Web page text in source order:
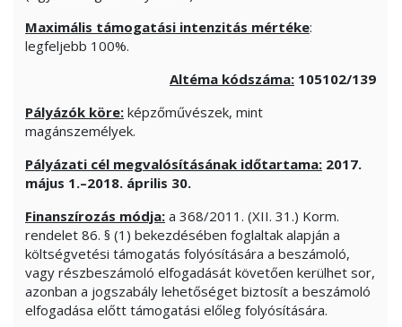
Maximális támogatási intenzitás mértéke:
legfeljebb 100%.
Altéma kódszáma: 105102/139
Pályázók köre: képzőművészek, mint
magánszemélyek.
Pályázati cél megvalósításának időtartama: 2017.
május 1.–2018. április 30.
Finanszírozás módja: a 368/2011. (XII. 31.) Korm.
rendelet 86. § (1) bekezdésében foglaltak alapján a
költségvetési támogatás folyósítására a beszámoló,
vagy részbeszámoló elfogadását követően kerülhet sor,
azonban a jogszabály lehetőséget biztosít a beszámoló
elfogadása előtt támogatási előleg folyósítására.